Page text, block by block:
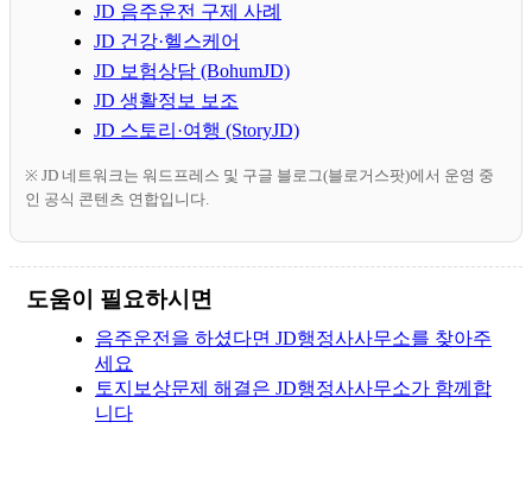
JD 음주운전 구제 사례
JD 건강·헬스케어
JD 보험상담 (BohumJD)
JD 생활정보 보조
JD 스토리·여행 (StoryJD)
※ JD 네트워크는 워드프레스 및 구글 블로그(블로거스팟)에서 운영 중
인 공식 콘텐츠 연합입니다.
도움이 필요하시면
음주운전을 하셨다면 JD행정사사무소를 찾아주
세요
토지보상문제 해결은 JD행정사사무소가 함께합
니다